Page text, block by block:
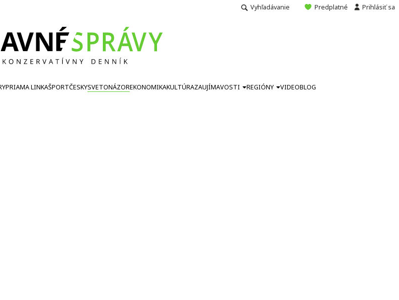
Vyhľadávanie Predplatné Prihlásiť sa
PRIAMA LINKAŠPORTČESKYSVETONÁZOREKONOMIKAKULTÚRAZAUJÍMAVOSTI REGIÓNY VIDEOBLOG